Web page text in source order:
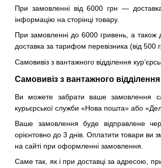
При замовленні від 6000 грн —
інформацію на сторінці товару.
При замовленні до 6000 гривень, а також
доставка за тарифом перевізника (від 500
Самовивіз з вантажного відділення
Самовивіз з вантажного
Ви можете забрати ваше замовлення
курьєрської служби «Нова пошта» або
Ваше замовлення буде відправлене
орієнтовно до 3 днів. Оплатити товари
на сайті при оформленні замовлення.
Саме так, як і при доставці за адресою,